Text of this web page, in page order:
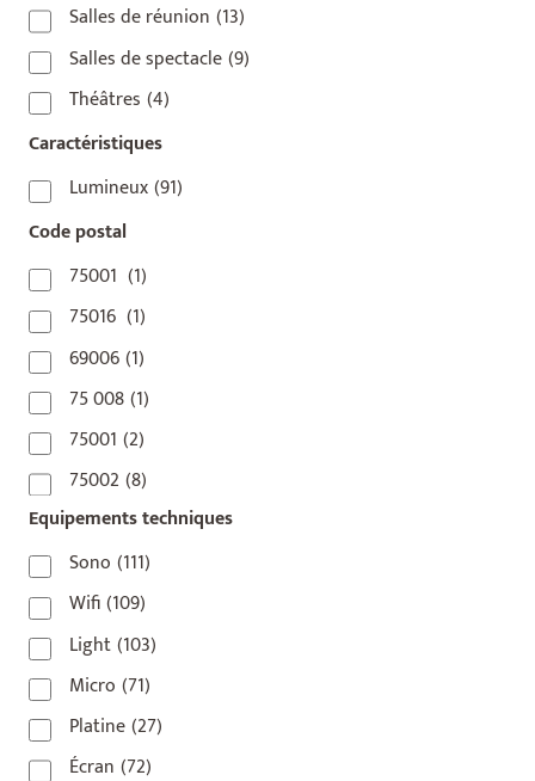
Salles de réunion (13)
Salles de spectacle(9)
Théâtres (4)
Caractéristiques
Lumineux(91)
Code postal
75001 (1)
75016 (1)
69006(1)
75 008(1)
75001 (2)
75002 (8)
75003(1)
75004(2)
75006 (5)
75007(7)
75008 (17)
75009(5)
75010 (9)
Equipements techniques
Sono (111)
Wifi(109)
Light(103)
Micro (71)
Platine(27)
Écran (72)